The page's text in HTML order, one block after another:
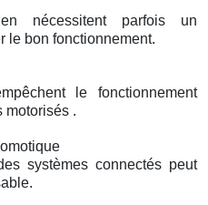
nécessitent parfois un
le bon fonctionnement.
le fonctionnement
motorisés .
systèmes connectés peut